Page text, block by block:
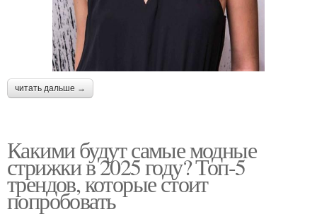
читать дальше →
Какими будут самые модные
стрижки в 2025 году? Топ-5
трендов, которые стоит
попробовать